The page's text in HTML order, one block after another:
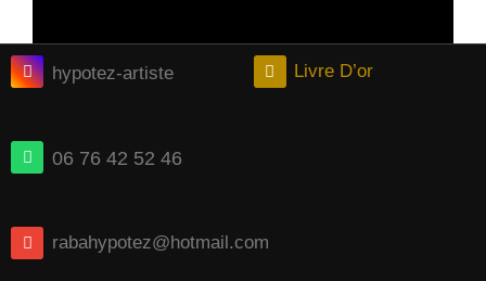
hypotez-artiste Livre D’or
06 76 42 52 46
rabahypotez@hotmail.com